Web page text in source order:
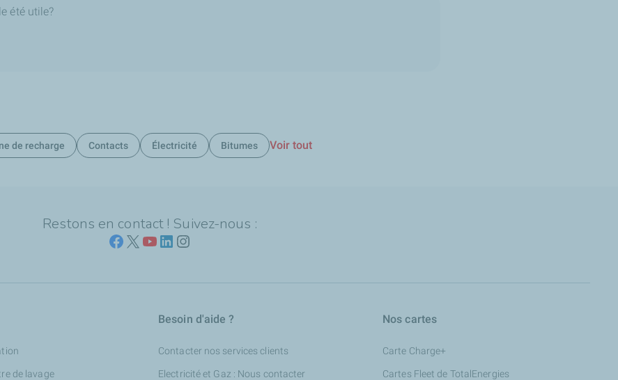
été utile?
de recharge Contacts Électricité Bitumes Voir tout
Restons en contact ! Suivez-nous :
de lavage
Besoin d'aide ?
Contacter nos services clients
Electricité et Gaz : Nous contacter
Nos cartes
Carte Charge+
Cartes Fleet de TotalEnergies